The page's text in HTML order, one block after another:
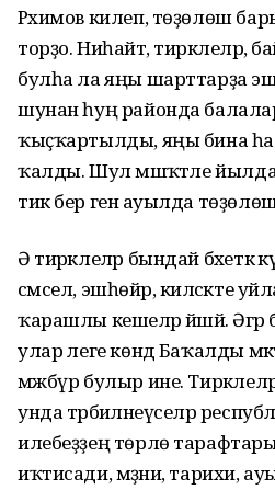
Рәхимов килеп, төҙөлөш
торҙо. Ниһайәт,
булһа ла яңы шарттарҙа
шунан һуң районда балалар
ҡыҫҡартылды, яңы бина
ҡалды. Шул мәшәҡәтле
тик бер генә ауылда
Ә тирәклеләр бындай бәхеткә
сәмсел, эшһөйәр, киләсәкте
ҡарашлы кешеләр йәшәй.
улар әлеге көндә Баҡалды
мәжбүр булыр ине.
унда тәрбиәләнеүселәр
илебеҙҙең төрлө
иҡтисади, мәҙәни, тарихи,